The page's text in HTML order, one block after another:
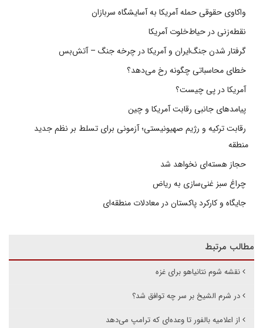
واکاوی حقوقی حمله آمریکا به آسایشگاه سربازان
نقطه‌زنی در حیاط‌خلوت آمریکا
گرفتار شدن جنگ‌ایران و آمریکا در چرخه جنگ – آتش‌بس
خطای محاسباتی چگونه رخ می‌دهد؟
آمریکا در پی چیست؟
پیامدهای جانبی رقابت آمریکا و چین
رقابت ترکیه و رژیم صهیونیستی؛ آزمونی برای تسلط بر نظم جدید
منطقه
حجاز هسته‌ای نخواهد شد
چراغ سبز غنی‌سازی به ریاض
جایگاه و کارکرد پاکستان در معادلات منطقه‌ای
مطالب مرتبط
نقشه شوم نتانیاهو برای غزه
در شرم الشیخ بر سر چه توافق شد؟
از اعلامیه بالفور تا وعده‌ای که ترامپ می‌دهد